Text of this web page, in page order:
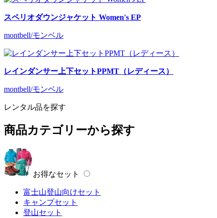
スペリオダウンジャケット Women's EP
montbell/モンベル
レインダンサー上下セットPPMT（レディース）
montbell/モンベル
レンタル品を探す
商品カテゴリーから探す
お得なセット
富士山登山向けセット
キャンプセット
登山セット